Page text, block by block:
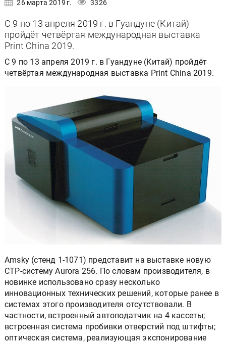
26 марта 2019 г. 3326
С 9 по 13 апреля 2019 г. в Гуандуне (Китай)
пройдёт четвёртая международная выставка
Print China 2019.
С 9 по 13 апреля 2019 г. в Гуандуне (Китай) пройдёт
четвёртая международная выставка Print China 2019.
Amsky (стенд 1-1071) представит на выставке новую
CTP-систему Aurora 256. По словам производителя, в
новинке использовано сразу несколько
инновационных технических решений, которые ранее в
системах этого производителя отсутствовали. В
частности, встроенный автоподатчик на 4 кассеты;
встроенная система пробивки отверстий под штифты;
оптическая система, реализующая экспонирование